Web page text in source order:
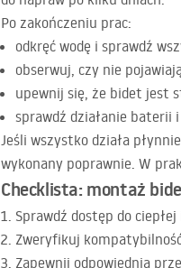
Po zakończeniu prac:
odkręć wodę i sprawdź
obserwuj, czy nie
upewnij się, że bidet jest
sprawdź działanie baterii i
Jeśli wszystko działa
wykonany poprawnie. W
Checklista: montaż
Sprawdź dostęp do
Zweryfikuj
Zapewnij odpowiednią